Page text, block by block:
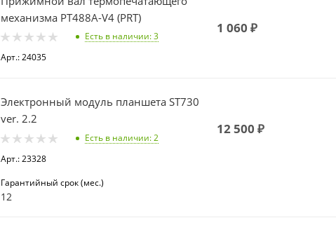
механизма PT488A-V4 (PRT)
Есть в наличии: 3
Арт.: 24035
1 060 ₽
Электронный модуль планшета ST730
ver. 2.2
Есть в наличии: 2
Арт.: 23328
12 500 ₽
Гарантийный срок (мес.)
12